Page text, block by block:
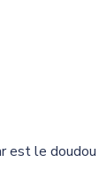
est le doudou